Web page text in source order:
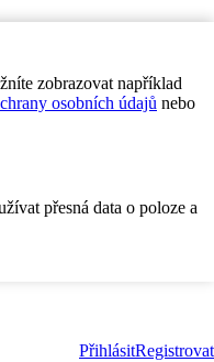
zobrazovat například
osobních údajů nebo
přesná data o poloze a
PřihlásitRegistrovat